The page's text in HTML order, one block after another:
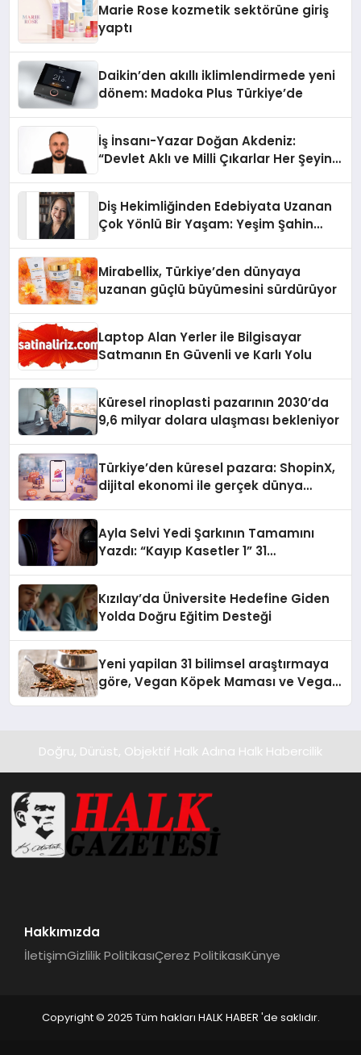
Marie Rose kozmetik sektörüne giriş
yaptı
Daikin’den akıllı iklimlendirmede yeni
dönem: Madoka Plus Türkiye’de
İş İnsanı-Yazar Doğan Akdeniz:
“Devlet Aklı ve Milli Çıkarlar Her Şeyin
Diş Hekimliğinden Edebiyata Uzanan
Çok Yönlü Bir Yaşam: Yeşim Şahin
Mirabellix, Türkiye’den dünyaya
uzanan güçlü büyümesini sürdürüyor
Laptop Alan Yerler ile Bilgisayar
Satmanın En Güvenli ve Karlı Yolu
Küresel rinoplasti pazarının 2030’da
9,6 milyar dolara ulaşması bekleniyor
Türkiye’den küresel pazara: ShopinX,
dijital ekonomi ile gerçek dünya
Ayla Selvi Yedi Şarkının Tamamını
Yazdı: “Kayıp Kasetler 1” 31
Kızılay’da Üniversite Hedefine Giden
Yolda Doğru Eğitim Desteği
Yeni yapilan 31 bilimsel araştırmaya
göre, Vegan Köpek Maması ve Vegan
Doğru, Dürüst, Objektif Halk Adına Halk Habercilik
Hakkımızda
İletişimGizlilik PolitikasıÇerez PolitikasıKünye
Copyright © 2025 Tüm hakları HALK HABER 'de saklıdır.